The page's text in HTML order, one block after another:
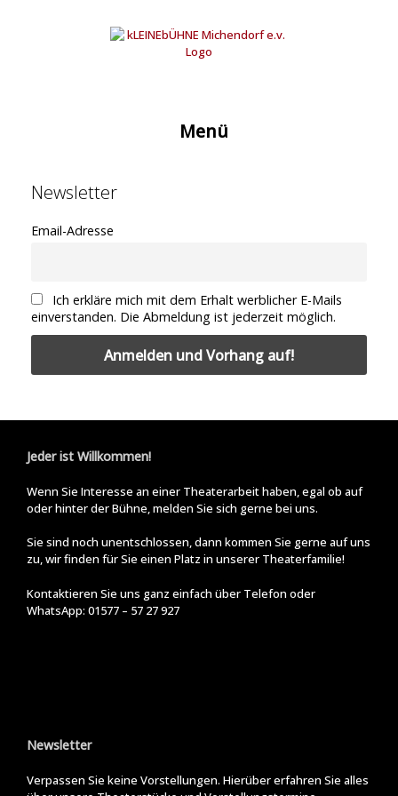
Menü
Newsletter
Email-Adresse
Ich erkläre mich mit dem Erhalt werblicher E-Mails
einverstanden. Die Abmeldung ist jederzeit möglich.
Jeder ist Willkommen!
Wenn Sie Interesse an einer Theaterarbeit haben, egal ob auf
oder hinter der Bühne, melden Sie sich gerne bei uns.
Sie sind noch unentschlossen, dann kommen Sie gerne auf uns
zu, wir finden für Sie einen Platz in unserer Theaterfamilie!
Kontaktieren Sie uns ganz einfach über Telefon oder
WhatsApp: 01577 – 57 27 927
Newsletter
Verpassen Sie keine Vorstellungen. Hierüber erfahren Sie alles